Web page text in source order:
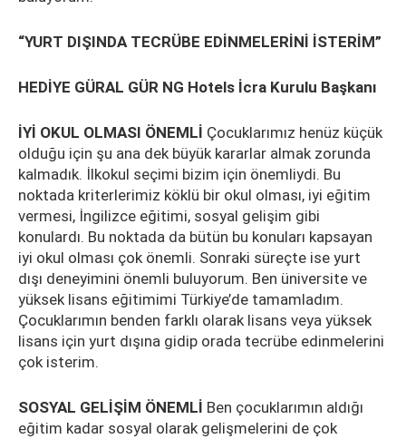
“YURT DIŞINDA TECRÜBE EDİNMELERİNİ İSTERİM”
HEDİYE GÜRAL GÜR NG Hotels İcra Kurulu Başkanı
İYİ OKUL OLMASI ÖNEMLİ Çocuklarımız henüz küçük
olduğu için şu ana dek büyük kararlar almak zorunda
kalmadık. İlkokul seçimi bizim için önemliydi. Bu
noktada kriterlerimiz köklü bir okul olması, iyi eğitim
vermesi, İngilizce eğitimi, sosyal gelişim gibi
konulardı. Bu noktada da bütün bu konuları kapsayan
iyi okul olması çok önemli. Sonraki süreçte ise yurt
dışı deneyimini önemli buluyorum. Ben üniversite ve
yüksek lisans eğitimimi Türkiye’de tamamladım.
Çocuklarımın benden farklı olarak lisans veya yüksek
lisans için yurt dışına gidip orada tecrübe edinmelerini
çok isterim.
SOSYAL GELİŞİM ÖNEMLİ Ben çocuklarımın aldığı
eğitim kadar sosyal olarak gelişmelerini de çok